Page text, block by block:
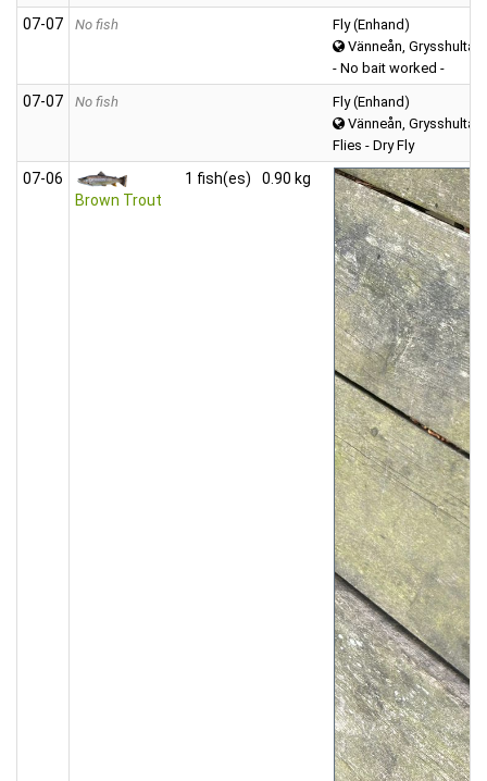
07‑07 No fish
Fly (Enhand)
Vänneån,
- No bait worked -
07‑07 No fish
Fly (Enhand)
Vänneån,
Flies - Dry Fly
07‑06
Brown Trout
1 fish(es) 0.90 kg